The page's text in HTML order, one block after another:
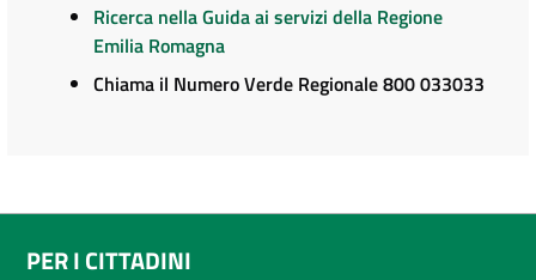
Ricerca nella Guida ai servizi della Regione
Emilia Romagna
Chiama il Numero Verde Regionale 800 033033
PER I CITTADINI